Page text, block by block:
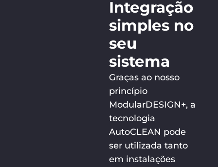
Integração
simples no
seu
sistema
Graças ao nosso
princípio
ModularDESIGN+, a
tecnologia
AutoCLEAN pode
ser utilizada tanto
em instalações